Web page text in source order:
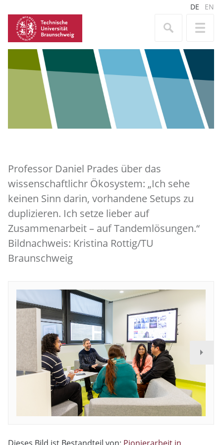
DE EN
Professor Daniel Prades über das
wissenschaftlichr Ökosystem: „Ich sehe
keinen Sinn darin, vorhandene Setups zu
duplizieren. Ich setze lieber auf
Zusammenarbeit – auf Tandemlösungen.“
Bildnachweis: Kristina Rottig/TU
Braunschweig